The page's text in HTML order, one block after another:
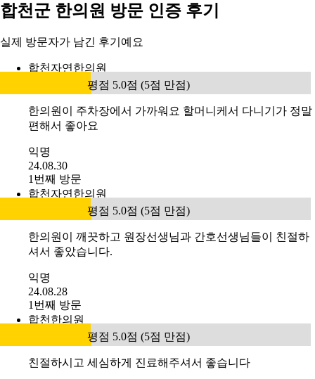
합천군 한의원 방문 인증 후기
실제 방문자가 남긴 후기예요
합천자연한의원
평점 5.0점 (5점 만점)
한의원이 주차장에서 가까워요 할머니케서 다니기가 정말
편해서 좋아요
익명
24.08.30
1번째 방문
합천자연한의원
평점 5.0점 (5점 만점)
한의원이 깨끗하고 원장선생님과 간호선생님들이 친절하
셔서 좋았습니다.
익명
24.08.28
1번째 방문
합천한의원
평점 5.0점 (5점 만점)
친절하시고 세심하게 진료해주셔서 좋습니다